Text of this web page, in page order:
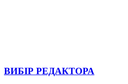
ВИБІР РЕДАКТОРА